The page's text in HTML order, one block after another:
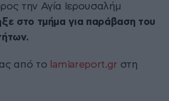
την Αγία Ιερουσαλήμ
στο τμήμα για παράβαση του
από το lamiareport.gr στη